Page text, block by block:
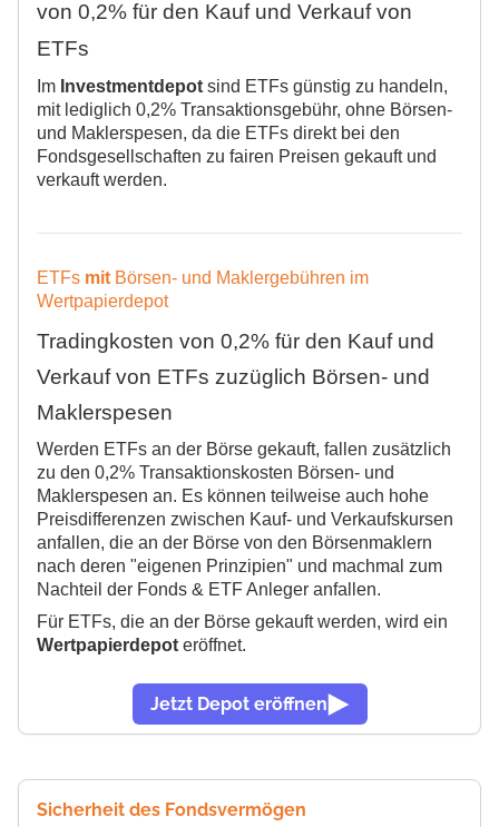
von 0,2% für den Kauf und Verkaufvon
ETFs
Im Investmentdepot sind ETFs günstig zu handeln,
mit lediglich 0,2% Transaktionsgebühr, ohne Börsen-
und Maklerspesen, da die ETFs direkt bei den
Fondsgesellschaften zu fairen Preisen gekauft und
verkauft werden.
ETFs mit Börsen- und Maklergebühren im
Wertpapierdepot
Tradingkosten von 0,2% für den Kauf und
Verkauf von ETFs zuzüglich Börsen- und
Maklerspesen
Werden ETFs an der Börse gekauft, fallen zusätzlich
zu den 0,2% Transaktionskosten Börsen- und
Maklerspesen an. Es können teilweise auch hohe
Preisdifferenzen zwischen Kauf- und Verkaufskursen
anfallen, die an der Börse von den Börsenmaklern
nach deren "eigenen Prinzipien" und machmal zum
Nachteil der Fonds & ETF Anleger anfallen.
Für ETFs, die an der Börse gekauft werden, wird ein
Wertpapierdepot eröffnet.
Jetzt Depot eröffnen
Sicherheit des Fondsvermögen